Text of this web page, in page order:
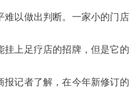
难以做出判断。一家小的门店
挂上足疗店的招牌，但是它的
报记者了解，在今年新修订的